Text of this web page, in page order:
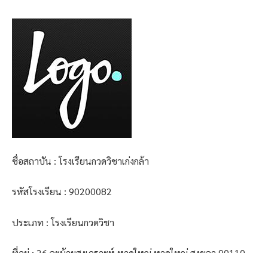
ชื่อสถาบัน : โรงเรียนกวดวิชาเก่งกล้า
รหัสโรงเรียน : 90200082
ประเภท : โรงเรียนกวดวิชา